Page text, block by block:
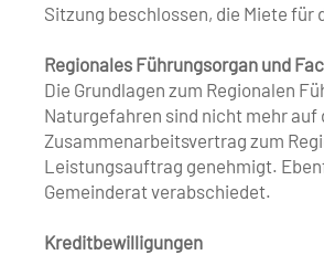
Sitzung beschlossen, die Miete
Regionales Führungsorgan und
Die Grundlagen zum Regionalen
Naturgefahren sind nicht mehr
Zusammenarbeitsvertrag zum
Leistungsauftrag genehmigt.
Gemeinderat verabschiedet.
Kreditbewilligungen